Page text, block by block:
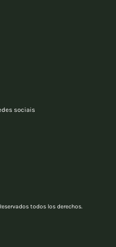
sociais
todos los derechos.